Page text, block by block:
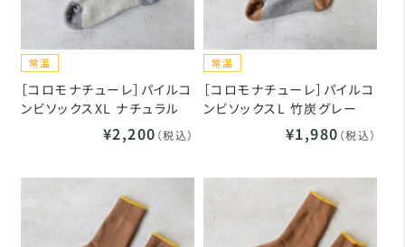
［コロモナチューレ］パイルコ
ンビソックスXL ナチュラル
¥2,200 （税込）
［コロモナチューレ］パイルコ
ンビソックスL 竹炭グレー
¥1,980 （税込）